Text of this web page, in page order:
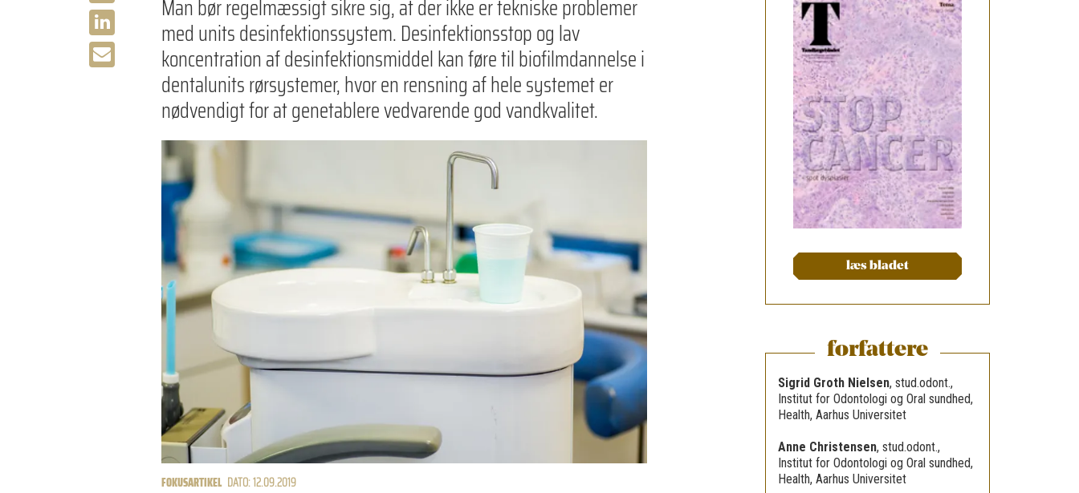
Man bør regelmæssigt sikre sig, at der ikke er tekniske problemer
med units desinfektionssystem. Desinfektionsstop og lav
koncentration af desinfektionsmiddel kan føre til biofilmdannelse i
dentalunits rørsystemer, hvor en rensning af hele systemet er
nødvendigt for at genetablere vedvarende god vandkvalitet.
FOKUSARTIKEL DATO: 12.09.2019
læs bladet
forfattere
Sigrid Groth Nielsen, stud.odont.,
Institut for Odontologi og Oral sundhed,
Health, Aarhus Universitet
Anne Christensen, stud.odont.,
Institut for Odontologi og Oral sundhed,
Health, Aarhus Universitet